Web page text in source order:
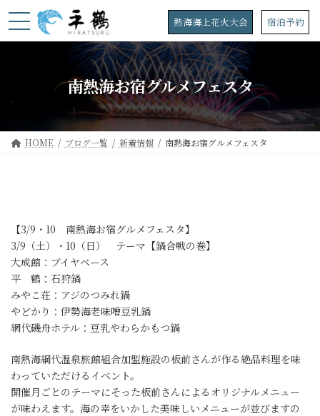
ン
プ
ビ
動
熱海海上花火大会 宿泊予約
南熱海お宿グルメフェスタ
HOME ブログ一覧 新着情報 南熱海お宿グルメフェスタ
【3/9・10 南熱海お宿グルメフェスタ】
3/9（土）・10（日） テーマ【鍋合戦の巻】
大成館：ブイヤベース
平 鶴：石狩鍋
みやこ荘：アジのつみれ鍋
やどかり：伊勢海老味噌豆乳鍋
網代磯舟ホテル：豆乳やわらかもつ鍋
南熱海綱代温泉旅館組合加盟施設の板前さんが作る絶品料理を味
わっていただけるイベント。
開催月ごとのテーマにそった板前さんによるオリジナルメニュー
が味わえます。海の幸をいかした美味しいメニューが並びますの